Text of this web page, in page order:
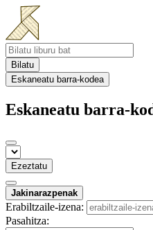
Bilatu
Eskaneatu barra-kodea
Eskaneatu barra-
Ezeztatu
Jakinarazpenak
Erabiltzaile-izena:
Pasahitza: